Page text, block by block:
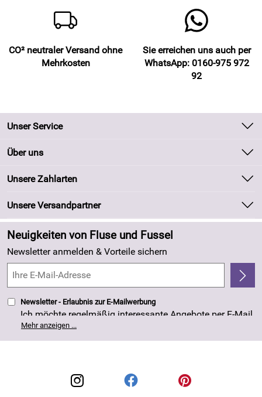
CO² neutraler Versand ohne
Mehrkosten
Sie erreichen uns auch per
WhatsApp: 0160-975 972
92
Unser Service
Kontakt
Kundeninformationen
Newsletter
Zahlung und Versand
Kundenlogin
Über uns
Unsere Bestseller
Neu
Angebote
Made in Germany
4,8/5
Unsere Zahlarten
Unsere Versandpartner
Neuigkeiten von Fluse und Fussel
Newsletter anmelden & Vorteile sichern
Newsletter - Erlaubnis zur E-Mailwerbung
Ich möchte regelmäßig interessante Angebote per E-Mail
erhalten. Meine E-Mail-Adresse wird nicht an andere
Unternehmen weitergegeben. Die Einwilligung zur
Nutzung meiner E-Mail- Adresse für Werbezwecke kann
Mehr anzeigen ...